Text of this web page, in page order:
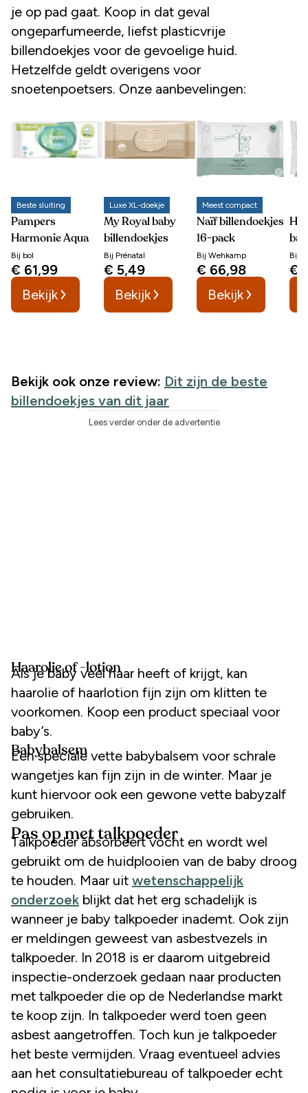
je op pad gaat. Koop in dat geval
ongeparfumeerde, liefst plasticvrije
billendoekjes voor de gevoelige huid.
Hetzelfde geldt overigens voor
snoetenpoetsers. Onze aanbevelingen:
Beste sluiting
Pampers
Harmonie Aqua
Bij bol
€ 61,99
Bekijk
Luxe XL-doekje
My Royal baby
billendoekjes
Bij Prénatal
€ 5,49
Bekijk
Meest compact
Naïf billendoekjes
16-pack
Bij Wehkamp
€ 66,98
Bekijk
Bij
€
Bekijk ook onze review: Dit zijn de beste
billendoekjes van dit jaar
Lees verder onder de advertentie
Haarolie of -lotion
Als je baby veel haar heeft of krijgt, kan
haarolie of haarlotion fijn zijn om klitten te
voorkomen. Koop een product speciaal voor
baby’s.
Babybalsem
Een speciale vette babybalsem voor schrale
wangetjes kan fijn zijn in de winter. Maar je
kunt hiervoor ook een gewone vette babyzalf
gebruiken.
Pas op met talkpoeder
Talkpoeder absorbeert vocht en wordt wel
gebruikt om de huidplooien van de baby droog
te houden. Maar uit wetenschappelijk
onderzoek blijkt dat het erg schadelijk is
wanneer je baby talkpoeder inademt. Ook zijn
er meldingen geweest van asbestvezels in
talkpoeder. In 2018 is er daarom uitgebreid
inspectie-onderzoek gedaan naar producten
met talkpoeder die op de Nederlandse markt
te koop zijn. In talkpoeder werd toen geen
asbest aangetroffen. Toch kun je talkpoeder
het beste vermijden. Vraag eventueel advies
aan het consultatiebureau of talkpoeder echt